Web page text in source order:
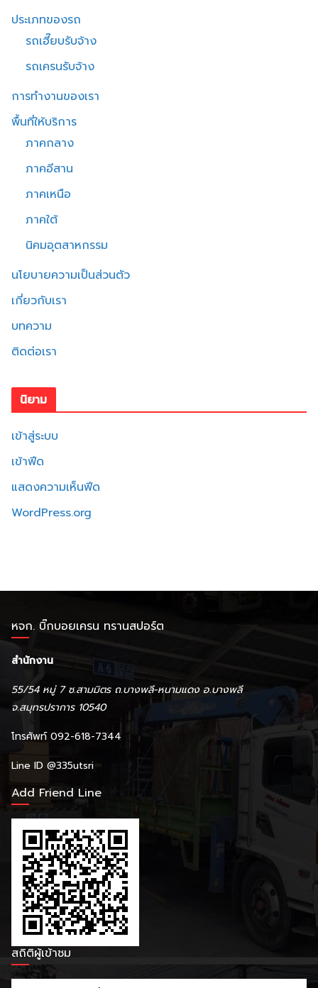
ประเภทของรถ
รถเฮี๊ยบรับจ้าง
รถเครนรับจ้าง
การทำงานของเรา
พื้นที่ให้บริการ
ภาคกลาง
ภาคอีสาน
ภาคเหนือ
ภาคใต้
นิคมอุตสาหกรรม
นโยบายความเป็นส่วนตัว
เกี่ยวกับเรา
บทความ
ติดต่อเรา
นิยาม
เข้าสู่ระบบ
เข้าฟีด
แสดงความเห็นฟีด
WordPress.org
หจก. บิ๊กบอยเครน ทรานสปอร์ต
สำนักงาน
55/54 หมู่ 7 ซ.สามมิตร ถ.บางพลี-หนามแดง อ.บางพลี
จ.สมุทรปราการ 10540
โทรศัพท์ 092-618-7344
Line ID @335utsri
Add Friend Line
สถิติผู้เข้าชม